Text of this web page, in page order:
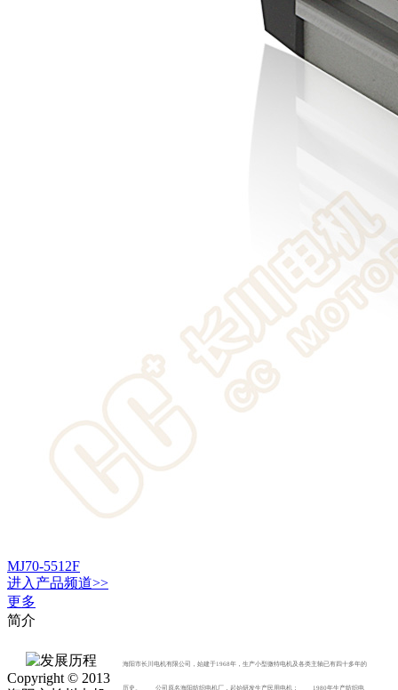
MJ70-5512F
进入 产品频道>>
更多
简介
海阳市长川电机有限公司，始建于1968年，生产小型微特电机及各类主轴已有四十多年的
历史。 公司原名海阳纺织电机厂，起始研发生产民用电机； 1980年生产纺织电
Copyright © 2013